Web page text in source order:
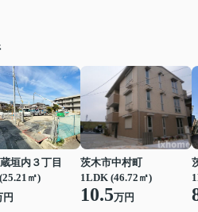
垣内３丁目
㎡)
円
茨木市中村町
1LDK (46.72㎡)
10.5万円